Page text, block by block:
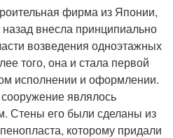
фирма из Японии,
внесла принципиально
возведения одноэтажных
того, она и стала первой
исполнении и оформлении.
являлось
Стены его были сделаны из
которому придали